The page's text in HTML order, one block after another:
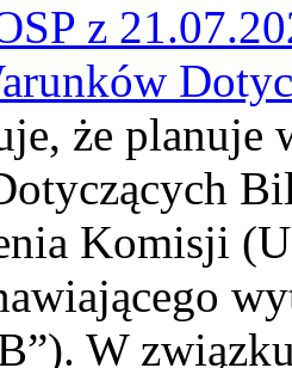
z
że planuje
Komisji
W